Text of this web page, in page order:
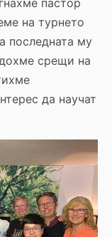
пастор
на турнето
последната му
срещи на
да научат